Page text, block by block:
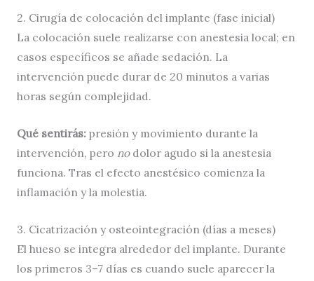
2. Cirugía de colocación del implante (fase inicial)
La colocación suele realizarse con anestesia local; en
casos específicos se añade sedación. La
intervención puede durar de 20 minutos a varias
horas según complejidad.
Qué sentirás: presión y movimiento durante la
intervención, pero nodolor agudo si la anestesia
funciona. Tras el efecto anestésico comienza la
inflamación y la molestia.
3. Cicatrización y osteointegración (días a meses)
El hueso se integra alrededor del implante. Durante
los primeros 3–7 días es cuando suele aparecer la